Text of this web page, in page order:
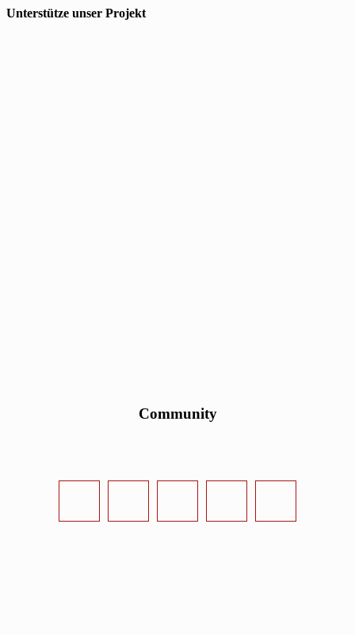
Unterstütze unser Projekt
Community